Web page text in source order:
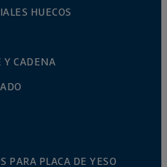
HUECOS
Y CADENA
PARA PLACA DE YESO